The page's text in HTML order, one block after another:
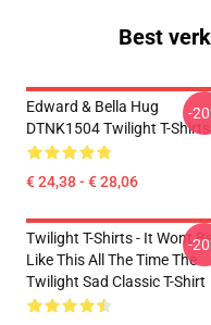
Best
Edward & Bella Hug
DTNK1504 Twilight T-Shirts
€ 24,38 - € 28,06
-
Twilight T-Shirts - It Wont
Like This All The Time The
Twilight Sad Classic T-Shirt
-